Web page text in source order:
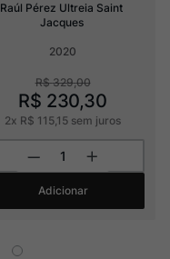
Raúl Pérez Ultreia Saint
Jacques
2020
R$ 329,00
R$ 230,30
2x R$ 115,15 sem juros
Adicionar